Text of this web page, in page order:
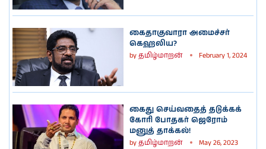
கைதாகுவாரா அமைச்சர்
கெஹலிய?
byதமிழ்மாறன் February 1, 2024
கைது செய்வதைத் தடுக்கக்
கோரி போதகர் ஜெரோம்
மனுத் தாக்கல்!
byதமிழ்மாறன் May 26, 2023